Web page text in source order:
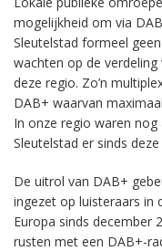
mogelijkheid om via
Sleutelstad formeel
wachten op de
deze regio. Zo’n
DAB+ waarvan
In onze regio waren
Sleutelstad er sinds
De uitrol van DAB+
ingezet op luisteraars in
Europa sinds december
rusten met een DAB+-